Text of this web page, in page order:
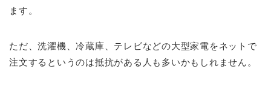
ます。
ただ、洗濯機、冷蔵庫、テレビなどの大型家電をネットで
注文するというのは抵抗がある人も多いかもしれません。